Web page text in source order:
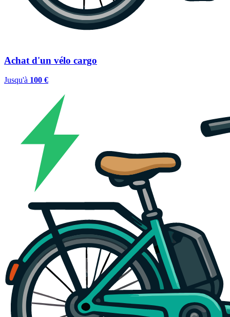
Achat d'un vélo cargo
Jusqu'à 100 €